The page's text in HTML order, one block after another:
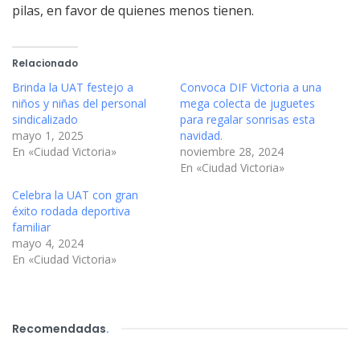
pilas, en favor de quienes menos tienen.
Relacionado
Brinda la UAT festejo a
niños y niñas del personal
sindicalizado
mayo 1, 2025
En «Ciudad Victoria»
Convoca DIF Victoria a una
mega colecta de juguetes
para regalar sonrisas esta
navidad.
noviembre 28, 2024
En «Ciudad Victoria»
Celebra la UAT con gran
éxito rodada deportiva
familiar
mayo 4, 2024
En «Ciudad Victoria»
Recomendadas.